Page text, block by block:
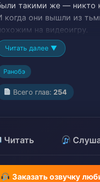
такими же — никто
когда они вышли из
на видеоигру.
Читать далее ▼
Ранобэ
Всего глав: 254
Читать
Заказать озвучку